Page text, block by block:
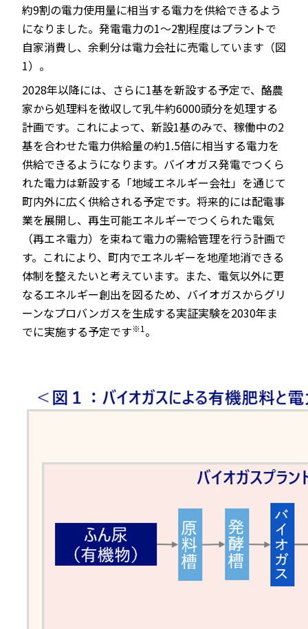
約9割の電力使用量に相当する電力を供給できるよう
になりました。発電電力の1～2割程度はプラントで
自家消費し、余剰分は電力会社に売電しています（図
1）。
2028年以降には、さらに1基を新設する予定で、酪農
家から処理料を徴収して乳牛約6000頭分を処理する
計画です。これによって、新設1基のみで、稼働中の2
基を合わせた電力供給量の約1.5倍に相当する電力を
供給できるようになります。バイオガス発電でつくら
れた電力は新設する「地域エネルギー会社」を通じて
町内外に広く供給される予定です。将来的には配電事
業を展開し、再生可能エネルギーでつくられた電気
（再エネ電力）を束ねて電力の需給管理を行う計画で
す。これにより、町内でエネルギーを地産地消できる
体制を整えたいと考えています。また、電気以外に更
なるエネルギー創出を図るため、バイオガスからグリ
ーンなプロバンガスを生成する実証実験を2030年ま
でに実施する予定です※1 。